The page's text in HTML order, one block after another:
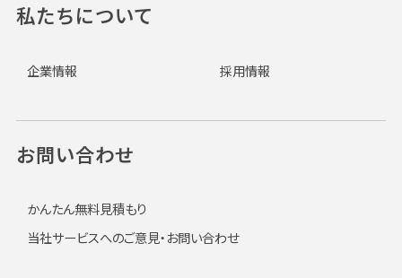
私たちについて
企業情報 採用情報
お問い合わせ
かんたん無料見積もり
当社サービスへのご意見・お問い合わせ